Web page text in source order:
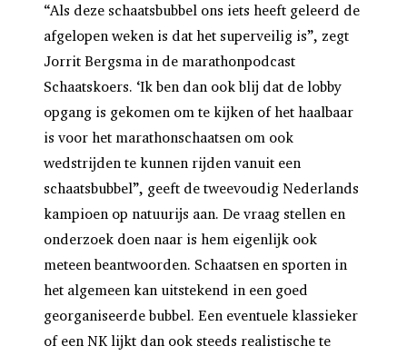
“Als deze schaatsbubbel ons iets heeft geleerd de
afgelopen weken is dat het superveilig is”, zegt
Jorrit Bergsma in de marathonpodcast
Schaatskoers. ‘Ik ben dan ook blij dat de lobby
opgang is gekomen om te kijken of het haalbaar
is voor het marathonschaatsen om ook
wedstrijden te kunnen rijden vanuit een
schaatsbubbel”, geeft de tweevoudig Nederlands
kampioen op natuurijs aan. De vraag stellen en
onderzoek doen naar is hem eigenlijk ook
meteen beantwoorden. Schaatsen en sporten in
het algemeen kan uitstekend in een goed
georganiseerde bubbel. Een eventuele klassieker
of een NK lijkt dan ook steeds realistische te